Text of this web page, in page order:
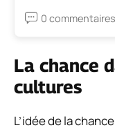
0 commentaires
La chance
cultures
L’idée de la